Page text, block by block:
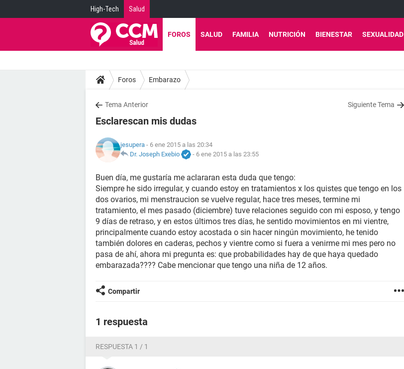
High-Tech Salud
FOROS SALUD FAMILIA NUTRICIÓN BIENESTAR SEXUALIDAD
Foros Embarazo
Tema Anterior Siguiente Tema
Esclarescan mis dudas
jesupera - 6 ene 2015 a las 20:34
Dr. Joseph Exebio
- 6 ene 2015 a las 23:55
Buen día, me gustaría me aclararan esta duda que tengo:
Siempre he sido irregular, y cuando estoy en tratamientos x los quistes que tengo en los
dos ovarios, mi menstraucion se vuelve regular, hace tres meses, termine mi
tratamiento, el mes pasado (diciembre) tuve relaciones seguido con mi esposo, y tengo
9 días de retraso, y en estos últimos tres días, he sentido movimientos en mi vientre,
principalmente cuando estoy acostada o sin hacer ningún movimiento, he tenido
también dolores en caderas, pechos y vientre como si fuera a venirme mi mes pero no
pasa de ahí, ahora mi pregunta es: que probabilidades hay de que haya quedado
embarazada???? Cabe mencionar que tengo una niña de 12 años.
Compartir
1 respuesta
RESPUESTA 1 / 1